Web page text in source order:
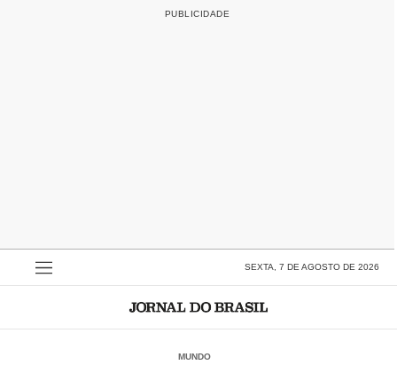
SEXTA, 7 DE AGOSTO DE 2026
MUNDO